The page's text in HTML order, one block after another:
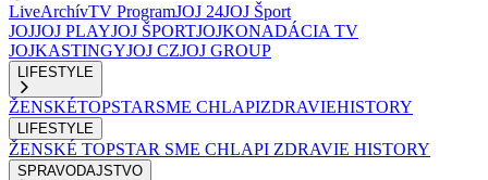
LiveArchívTV ProgramJOJ 24JOJ Šport
JOJJOJ PLAYJOJ ŠPORTJOJKONADÁCIA TV
JOJKASTINGYJOJ CZJOJ GROUP
LIFESTYLE
ŽENSKÉTOPSTARSME CHLAPIZDRAVIEHISTORY
LIFESTYLE
ŽENSKÉ TOPSTAR SME CHLAPI ZDRAVIE HISTORY
SPRAVODAJSTVO